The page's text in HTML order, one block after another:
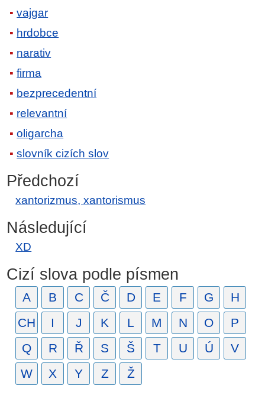
vajgar
hrdobce
narativ
firma
bezprecedentní
relevantní
oligarcha
slovník cizích slov
Předchozí
xantorizmus, xantorismus
Následující
XD
Cizí slova podle písmen
A B C Č D E F G
H
CH
I J K L M N O
P
Q
R Ř S Š T U Ú
V
W
X Y Z Ž